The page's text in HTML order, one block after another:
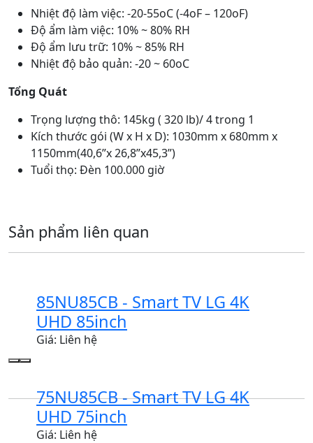
Nhiệt độ làm việc: -20-55oC (-4oF – 120oF)
Độ ẩm làm việc: 10% ~ 80% RH
Độ ẩm lưu trữ: 10% ~ 85% RH
Nhiệt độ bảo quản: -20 ~ 60oC
Tổng Quát
Trọng lượng thô: 145kg ( 320 lb)/ 4 trong 1
Kích thước gói (W x H x D): 1030mm x 680mm x
1150mm(40,6”x 26,8”x45,3”)
Tuổi thọ: Đèn 100.000 giờ
Sản phẩm liên quan
85NU85CB - Smart TV LG 4K
UHD 85inch
Giá: Liên hệ
75NU85CB - Smart TV LG 4K
UHD 75inch
Giá: Liên hệ